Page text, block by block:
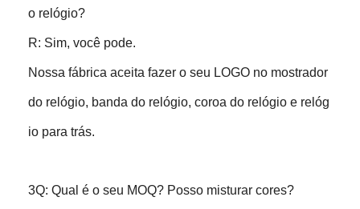
o relógio?
R: Sim, você pode.
Nossa fábrica aceita fazer o seu LOGO no mostrador
do relógio, banda do relógio, coroa do relógio e relóg
io para trás.
3Q: Qual é o seu MOQ? Posso misturar cores?